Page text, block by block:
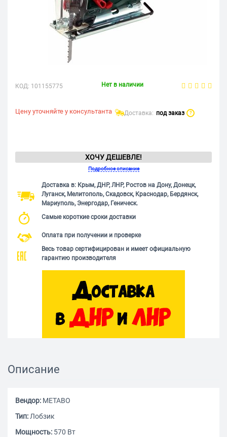
КОД: 101155775 Нет в наличии
Цену уточняйте у консультанта Доставка: под заказ ?
ХОЧУ ДЕШЕВЛЕ!
Подробное описание
Доставка в: Крым, ДНР, ЛНР, Ростов на Дону, Донецк,
Луганск, Мелитополь, Скадовск, Краснодар, Бердянск,
Мариуполь, Энергодар, Геническ.
Самые короткие сроки доставки
Оплата при получении и проверке
Весь товар сертифицирован и имеет официальную
гарантию производителя
Описание
Вендор: METABO
Тип:Лобзик
Мощность: 570 Вт